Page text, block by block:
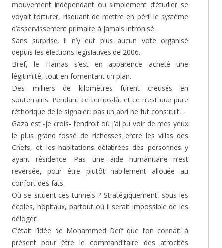
mouvement indépendant ou simplement d’étudier se
voyait torturer, risquant de mettre en péril le système
d’asservissement primaire à jamais intronisé.
Sans surprise, il n’y eut plus aucun vote organisé
depuis les élections législatives de 2006.
Bref, le Hamas s’est en apparence acheté une
légitimité, tout en fomentant un plan.
Des milliers de kilomètres furent creusés en
souterrains. Pendant ce temps-là, et ce n’est que pure
réthorique de le signaler, pas un abri ne fut construit…
Gaza est -je crois- l’endroit où j’ai pu voir de mes yeux
le plus grand fossé de richesses entre les villas des
Chefs, et les habitations délabrées des personnes y
ayant résidence. Pas une aide humanitaire n’est
reversée, pour être plutôt habilement allouée au
confort des fats.
Où se situent ces tunnels ? Stratégiquement, sous les
écoles, hôpitaux, partout où il serait impossible de les
déloger.
C’était l’idée de Mohammed Deïf que l’on connaît à
présent pour être le commanditaire des atrocités